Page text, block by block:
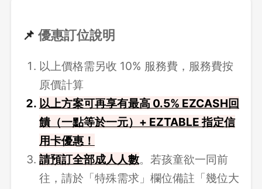
📌 優惠訂位說明
以上價格需另收 10% 服務費，服務費按
原價計算
以上方案可再享有最高 0.5% EZCASH回
饋（一點等於一元）+ EZTABLE 指定信
用卡優惠！
請預訂全部成人人數。若孩童欲一同前
往，請於「特殊需求」欄位備註「幾位大